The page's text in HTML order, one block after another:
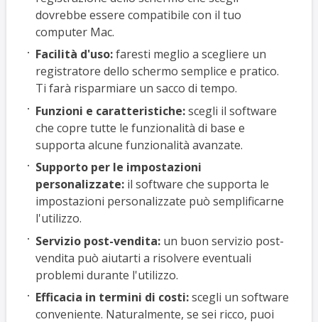
dovrebbe essere compatibile con il tuo
computer Mac.
Facilità d'uso:faresti meglio a scegliere un
registratore dello schermo semplice e pratico.
Ti farà risparmiare un sacco di tempo.
Funzioni e caratteristiche:scegli il software
che copre tutte le funzionalità di base e
supporta alcune funzionalità avanzate.
Supporto per le impostazioni
personalizzate: il software che supporta le
impostazioni personalizzate può semplificarne
l'utilizzo.
Servizio post-vendita: un buon servizio post-
vendita può aiutarti a risolvere eventuali
problemi durante l'utilizzo.
Efficacia in termini di costi:scegli un software
conveniente. Naturalmente, se sei ricco, puoi